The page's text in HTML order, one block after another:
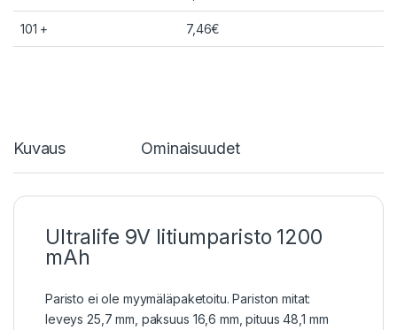
101 + 7,46€
Kuvaus Ominaisuudet
Ultralife 9V litiumparisto 1200
mAh
Paristo ei ole myymäläpaketoitu. Pariston mitat:
leveys 25,7 mm, paksuus 16,6 mm, pituus 48,1 mm